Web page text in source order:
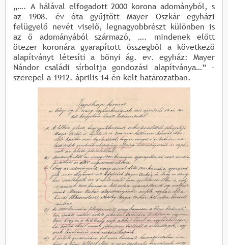
„…. A hálával elfogadott 2000 korona adományból, s
az 1908. év óta gyűjtött Mayer Oszkár egyházi
felügyelő nevét viselő, legnagyobbrészt különben is
az ő adományából származó, …. mindenek előtt
ötezer koronára gyarapított összegből a következő
alapítványt létesíti a bőnyi ág. ev. egyház: Mayer
Nándor családi sírboltja gondozási alapítványa…” –
szerepel a 1912. április 14-én kelt határozatban.